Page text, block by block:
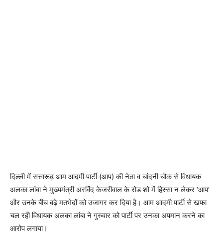
दिल्ली में सत्तारूढ़ आम आदमी पार्टी (आप) की नेता व चांदनी चौक से विधायक
अलका लांबा ने मुख्यमंत्री अरविंद केजरीवाल के रोड शो में हिस्सा न लेकर ‘आप’
और उनके बीच बढ़े मतभेदों को उजागर कर दिया है। आम आदमी पार्टी से खफा
चल रही विधायक अलका लांबा ने गुरुवार को पार्टी पर उनका अपमान करने का
आरोप लगाया।